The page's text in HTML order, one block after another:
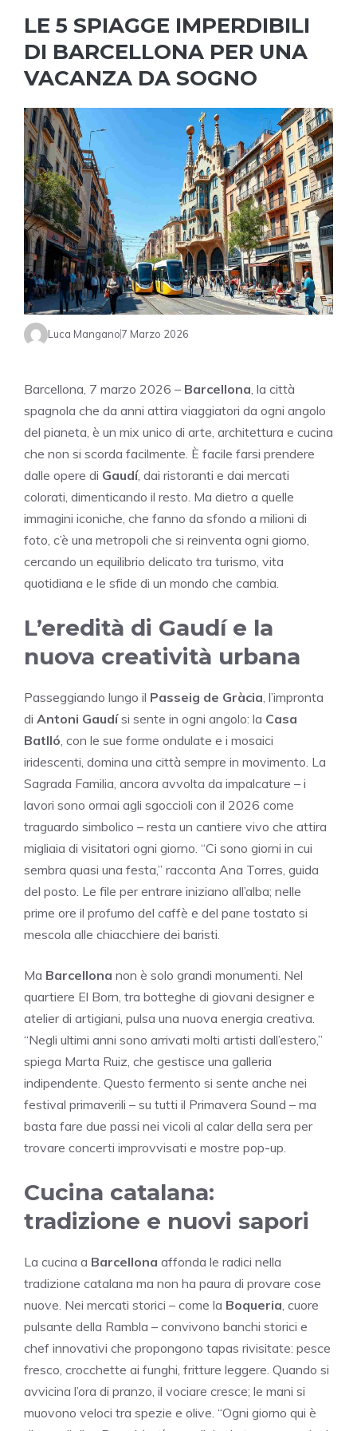
LE 5 SPIAGGE IMPERDIBILI
DI BARCELLONA PER UNA
VACANZA DA SOGNO
Luca Mangano7 Marzo 2026
Barcellona, 7 marzo 2026 – Barcellona , la città
spagnola che da anni attira viaggiatori da ogni angolo
del pianeta, è un mix unico di arte, architettura e cucina
che non si scorda facilmente. È facile farsi prendere
dalle opere di Gaudí, dai ristoranti e dai mercati
colorati, dimenticando il resto. Ma dietro a quelle
immagini iconiche, che fanno da sfondo a milioni di
foto, c’è una metropoli che si reinventa ogni giorno,
cercando un equilibrio delicato tra turismo, vita
quotidiana e le sfide di un mondo che cambia.
L’eredità di Gaudí e la
nuova creatività urbana
Passeggiando lungo il Passeig de Gràcia , l’impronta
di Antoni Gaudísi sente in ogni angolo: la Casa
Batlló , con le sue forme ondulate e i mosaici
iridescenti, domina una città sempre in movimento. La
Sagrada Familia, ancora avvolta da impalcature – i
lavori sono ormai agli sgoccioli con il 2026 come
traguardo simbolico – resta un cantiere vivo che attira
migliaia di visitatori ogni giorno. “Ci sono giorni in cui
sembra quasi una festa,” racconta Ana Torres, guida
del posto. Le file per entrare iniziano all’alba; nelle
prime ore il profumo del caffè e del pane tostato si
mescola alle chiacchiere dei baristi.
Ma Barcellona non è solo grandi monumenti. Nel
quartiere El Born, tra botteghe di giovani designer e
atelier di artigiani, pulsa una nuova energia creativa.
“Negli ultimi anni sono arrivati molti artisti dall’estero,”
spiega Marta Ruiz, che gestisce una galleria
indipendente. Questo fermento si sente anche nei
festival primaverili – su tutti il Primavera Sound – ma
basta fare due passi nei vicoli al calar della sera per
trovare concerti improvvisati e mostre pop-up.
Cucina catalana:
tradizione e nuovi sapori
La cucina a Barcellona affonda le radici nella
tradizione catalana ma non ha paura di provare cose
nuove. Nei mercati storici – come la Boqueria , cuore
pulsante della Rambla – convivono banchi storici e
chef innovativi che propongono tapas rivisitate: pesce
fresco, crocchette ai funghi, fritture leggere. Quando si
avvicina l’ora di pranzo, il vociare cresce; le mani si
muovono veloci tra spezie e olive. “Ogni giorno qui è